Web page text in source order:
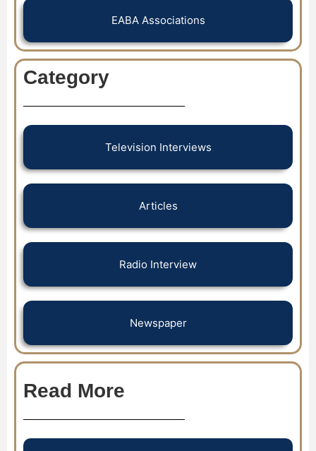
EABA Associations
Category
Television Interviews
Articles
Radio Interview
Newspaper
Read More